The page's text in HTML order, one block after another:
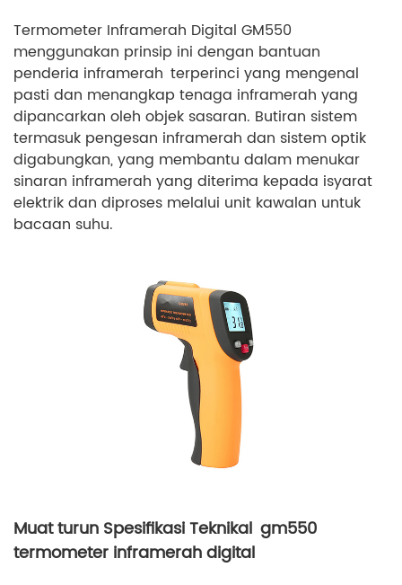
Termometer Inframerah Digital GM550
menggunakan prinsip ini dengan bantuan
penderia inframerah terperinci yang mengenal
pasti dan menangkap tenaga inframerah yang
dipancarkan oleh objek sasaran. Butiran sistem
termasuk pengesan inframerah dan sistem optik
digabungkan, yang membantu dalam menukar
sinaran inframerah yang diterima kepada isyarat
elektrik dan diproses melalui unit kawalan untuk
bacaan suhu.
Muat turun Spesifikasi Teknikal gm550
termometer inframerah digital